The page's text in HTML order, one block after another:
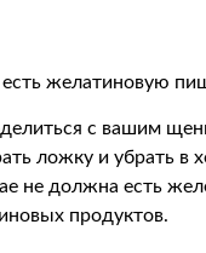
с вашим
ложку и убрать в
не должна есть
продуктов.